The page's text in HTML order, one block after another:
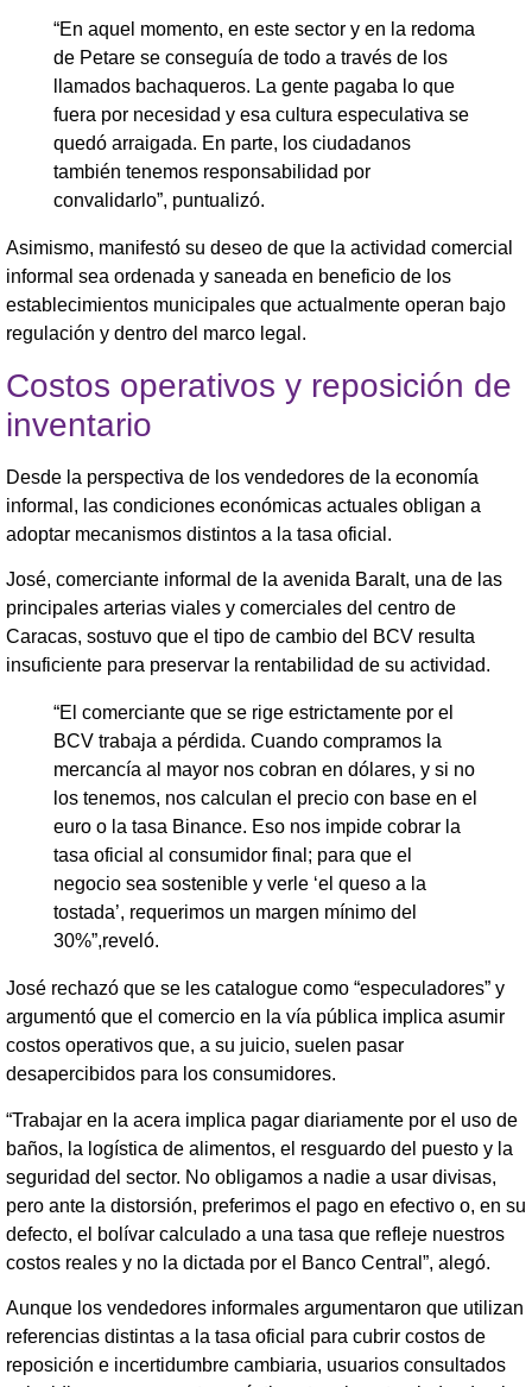
“En aquel momento, en este sector y en la redoma
de Petare se conseguía de todo a través de los
llamados bachaqueros. La gente pagaba lo que
fuera por necesidad y esa cultura especulativa se
quedó arraigada. En parte, los ciudadanos
también tenemos responsabilidad por
convalidarlo”, puntualizó.
Asimismo, manifestó su deseo de que la actividad comercial
informal sea ordenada y saneada en beneficio de los
establecimientos municipales que actualmente operan bajo
regulación y dentro del marco legal.
Costos operativos y reposición de
inventario
Desde la perspectiva de los vendedores de la economía
informal, las condiciones económicas actuales obligan a
adoptar mecanismos distintos a la tasa oficial.
José, comerciante informal de la avenida Baralt, una de las
principales arterias viales y comerciales del centro de
Caracas, sostuvo que el tipo de cambio del BCV resulta
insuficiente para preservar la rentabilidad de su actividad.
“El comerciante que se rige estrictamente por el
BCV trabaja a pérdida. Cuando compramos la
mercancía al mayor nos cobran en dólares, y si no
los tenemos, nos calculan el precio con base en el
euro o la tasa Binance. Eso nos impide cobrar la
tasa oficial al consumidor final; para que el
negocio sea sostenible y verle ‘el queso a la
tostada’, requerimos un margen mínimo del
30%”,reveló.
José rechazó que se les catalogue como “especuladores” y
argumentó que el comercio en la vía pública implica asumir
costos operativos que, a su juicio, suelen pasar
desapercibidos para los consumidores.
“Trabajar en la acera implica pagar diariamente por el uso de
baños, la logística de alimentos, el resguardo del puesto y la
seguridad del sector. No obligamos a nadie a usar divisas,
pero ante la distorsión, preferimos el pago en efectivo o, en su
defecto, el bolívar calculado a una tasa que refleje nuestros
costos reales y no la dictada por el Banco Central”, alegó.
Aunque los vendedores informales argumentaron que utilizan
referencias distintas a la tasa oficial para cubrir costos de
reposición e incertidumbre cambiaria, usuarios consultados